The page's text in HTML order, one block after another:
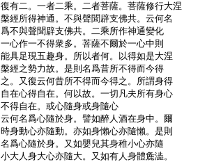
復有二。一者二乘。二者菩薩。菩薩修行大涅
槃經所得神通。不與聲聞辟支佛共。云何名
爲不與聲聞辟支佛共。二乘所作神通變化
一心作一不得衆多。菩薩不爾於一心中則
能具足現五趣身。所以者何。以得如是大涅
槃經之勢力故。是則名爲昔所不得而今得
之。又復云何昔所不得而今得之。所謂身得
自在心得自在。何以故。一切凡夫所有身心
不得自在。或心隨身或身隨心
云何名爲心隨於身。譬如醉人酒在身中。爾
時身動心亦隨動。亦如身懶心亦隨懶。是則
名爲心隨於身。又如嬰兒其身稚小心亦隨
小大人身大心亦隨大。又如有人身體麁澁。